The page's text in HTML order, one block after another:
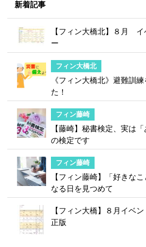
新着記事
【フィン大橋北】８月
ー
フィン大橋北
《フィン大橋北》避難訓
た！
フィン藤崎
【藤崎】秘書検定、実は「
の検定です
フィン藤崎
【フィン藤崎】「好きな
なる日を見つめて
【フィン大橋】８月イベ
正版